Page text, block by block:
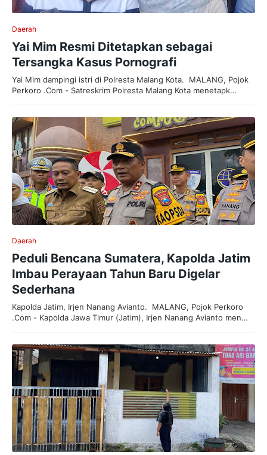
Daerah
Yai Mim Resmi Ditetapkan sebagai
Tersangka Kasus Pornografi
Yai Mim dampingi istri di Polresta Malang Kota. MALANG, Pojok
Perkoro .Com - Satreskrim Polresta Malang Kota menetapk…
Daerah
Peduli Bencana Sumatera, Kapolda Jatim
Imbau Perayaan Tahun Baru Digelar
Sederhana
Kapolda Jatim, Irjen Nanang Avianto. MALANG, Pojok Perkoro
.Com - Kapolda Jawa Timur (Jatim), Irjen Nanang Avianto men…